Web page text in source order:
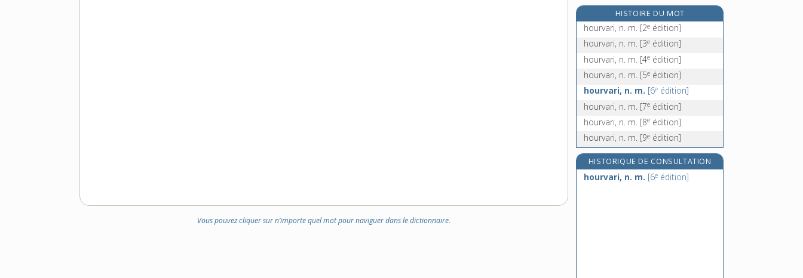
Vous pouvez cliquer sur n’importe quel mot pour naviguer dans le dictionnaire.
houspillon, n. m.[3eédition]
houssage, n. f.
houssaie, n. f.
houssard, n. m.
HISTOIRE DU MOT
hourvari, n. m. [2e édition]
hourvari, n. m. [3e édition]
hourvari, n. m. [4e édition]
hourvari, n. m. [5e édition]
hourvari, n. m. [6e édition]
hourvari, n. m. [7e édition]
hourvari, n. m. [8e édition]
hourvari, n. m. [9e édition]
HISTORIQUE DE CONSULTATION
hourvari, n. m. [6e édition]